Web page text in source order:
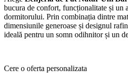
bucura de confort, funcționalitate și un
dormitorului. Prin combinația dintre
dimensiunile generoase și designul
ideală pentru un somn odihnitor și un
Cere o oferta personalizata